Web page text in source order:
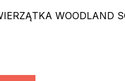
WOODLAND